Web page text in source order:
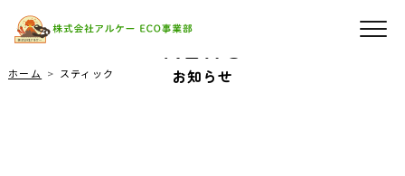
NEWS
お知らせ
ホーム スティック